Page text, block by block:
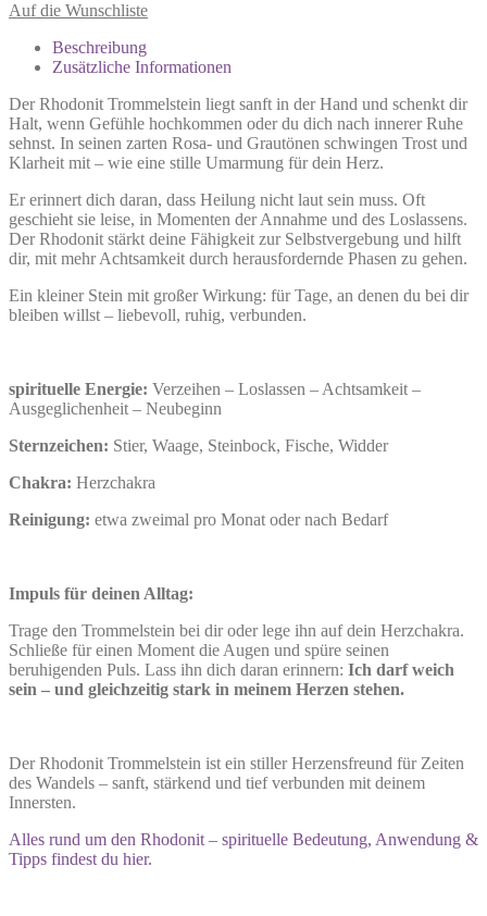
Auf die Wunschliste
Beschreibung
Zusätzliche Informationen
Der Rhodonit Trommelstein liegt sanft in der Hand und schenkt dir
Halt, wenn Gefühle hochkommen oder du dich nach innerer Ruhe
sehnst. In seinen zarten Rosa- und Grautönen schwingen Trost und
Klarheit mit – wie eine stille Umarmung für dein Herz.
Er erinnert dich daran, dass Heilung nicht laut sein muss. Oft
geschieht sie leise, in Momenten der Annahme und des Loslassens.
Der Rhodonit stärkt deine Fähigkeit zur Selbstvergebung und hilft
dir, mit mehr Achtsamkeit durch herausfordernde Phasen zu gehen.
Ein kleiner Stein mit großer Wirkung: für Tage, an denen du bei dir
bleiben willst – liebevoll, ruhig, verbunden.
spirituelle Energie: Verzeihen – Loslassen – Achtsamkeit –
Ausgeglichenheit – Neubeginn
Sternzeichen: Stier, Waage, Steinbock, Fische, Widder
Chakra: Herzchakra
Reinigung: etwa zweimal pro Monat oder nach Bedarf
Impuls für deinen Alltag:
Trage den Trommelstein bei dir oder lege ihn auf dein Herzchakra.
Schließe für einen Moment die Augen und spüre seinen
beruhigenden Puls. Lass ihn dich daran erinnern: Ich darf weich
sein – und gleichzeitig stark in meinem Herzen stehen.
Der Rhodonit Trommelstein ist ein stiller Herzensfreund für Zeiten
des Wandels – sanft, stärkend und tief verbunden mit deinem
Innersten.
Alles rund um den Rhodonit – spirituelle Bedeutung, Anwendung &
Tipps findest du hier.